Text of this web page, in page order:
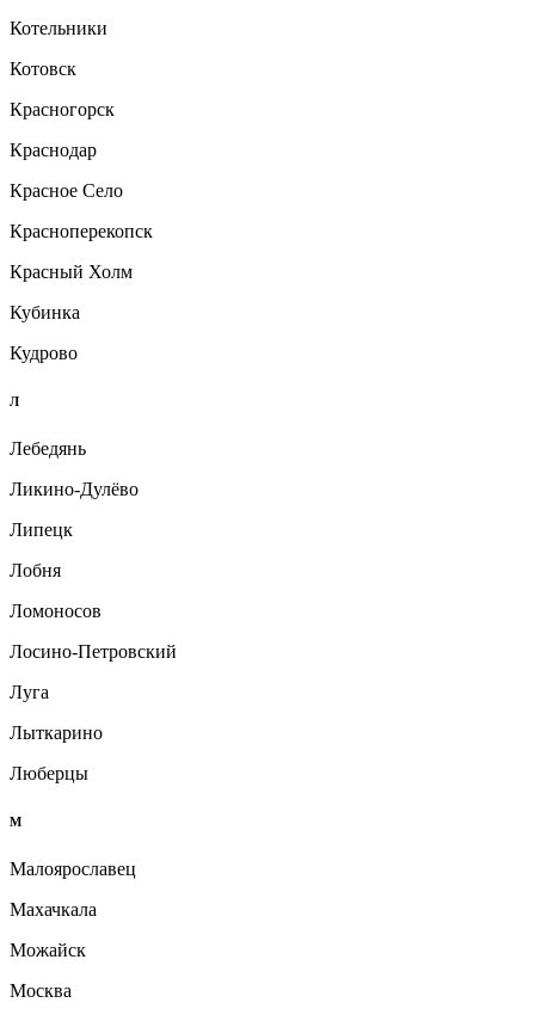
Котельники
Котовск
Красногорск
Краснодар
Красное Село
Красноперекопск
Красный Холм
Кубинка
Кудрово
Л
Лебедянь
Ликино-Дулёво
Липецк
Лобня
Ломоносов
Лосино-Петровский
Луга
Лыткарино
Люберцы
М
Малоярославец
Махачкала
Можайск
Москва